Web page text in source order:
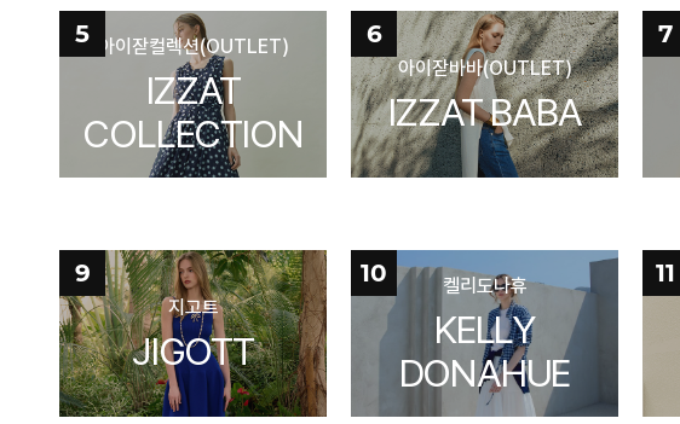
5 아이잗컬렉션(OUTLET)
IZZAT
COLLECTION
6
아이잗바바(OUTLET)
IZZAT BABA
7
9
지고트
JIGOTT
10 켈리도나휴
KELLY
DONAHUE
11